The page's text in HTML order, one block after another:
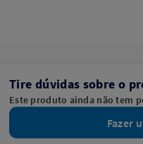
Tire dúvidas sobre o
Este produto ainda não tem
Fazer